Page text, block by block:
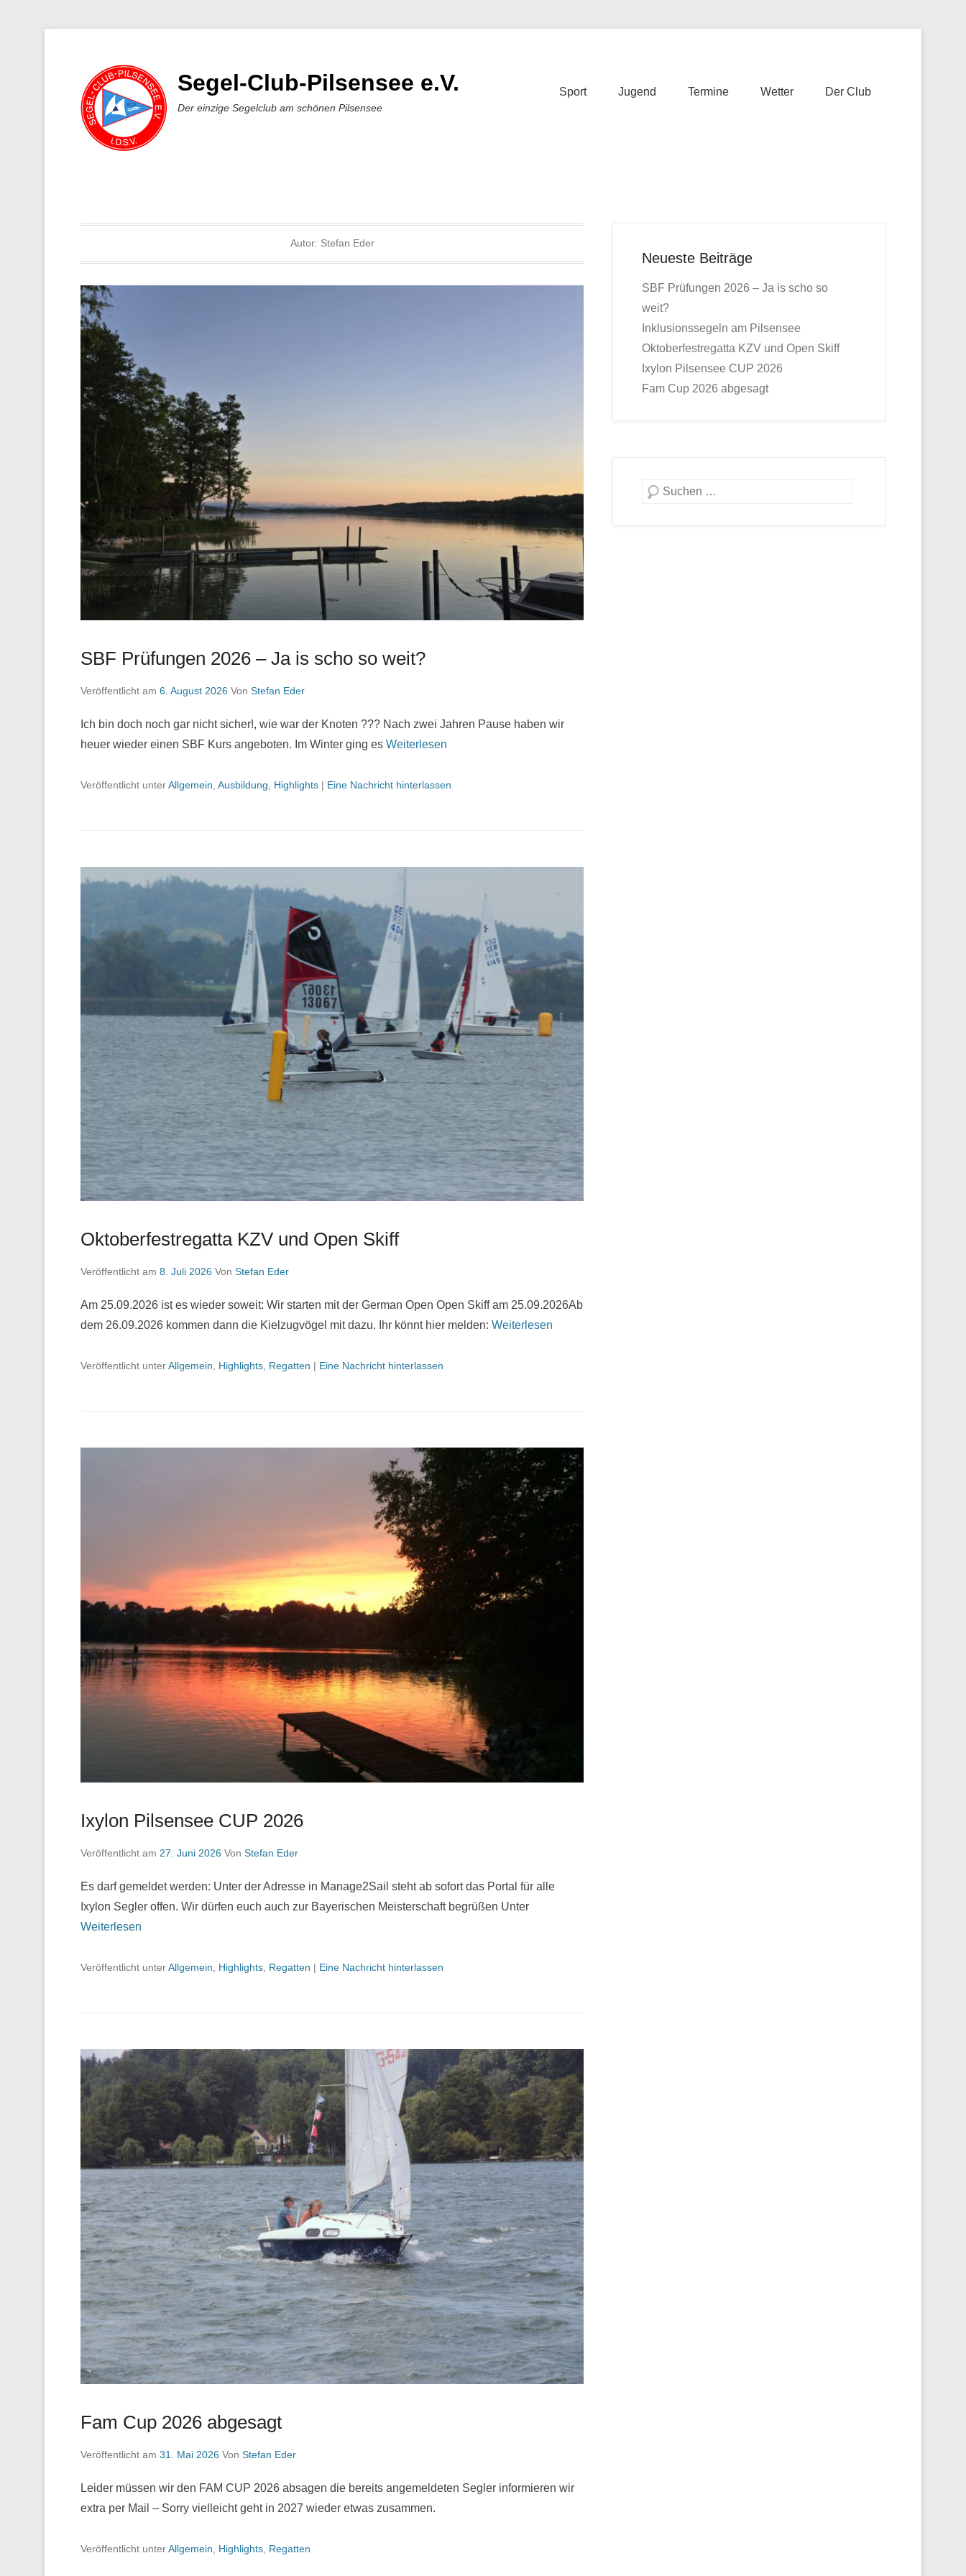
Segel-Club-Pilsensee e.V.
Der einzige Segelclub am schönen Pilsensee
Sport Jugend Termine Wetter Der Club
Autor: Stefan Eder
SBF Prüfungen 2026 – Ja is scho so weit?
Veröffentlicht am 6. August 2026 Von Stefan Eder
Ich bin doch noch gar nicht sicher!, wie war der Knoten ??? Nach zwei Jahren Pause haben wir
heuer wieder einen SBF Kurs angeboten. Im Winter ging es Weiterlesen
Veröffentlicht unterAllgemein Ausbildung Highlights | Eine Nachricht hinterlassen
Oktoberfestregatta KZV und Open Skiff
Veröffentlicht am 8. Juli 2026 Von Stefan Eder
Am 25.09.2026 ist es wieder soweit: Wir starten mit der German Open Open Skiff am 25.09.2026Ab
dem 26.09.2026 kommen dann die Kielzugvögel mit dazu. Ihr könnt hier melden: Weiterlesen
Veröffentlicht unterAllgemein, Highlights, Regatten | Eine Nachricht hinterlassen
Ixylon Pilsensee CUP 2026
Veröffentlicht am 27. Juni 2026 Von Stefan Eder
Es darf gemeldet werden: Unter der Adresse in Manage2Sail steht ab sofort das Portal für alle
Ixylon Segler offen. Wir dürfen euch auch zur Bayerischen Meisterschaft begrüßen Unter
Weiterlesen
Veröffentlicht unterAllgemein Highlights Regatten | Eine Nachricht hinterlassen
Fam Cup 2026 abgesagt
Veröffentlicht am 31. Mai 2026 Von Stefan Eder
Leider müssen wir den FAM CUP 2026 absagen die bereits angemeldeten Segler informieren wir
extra per Mail – Sorry vielleicht geht in 2027 wieder etwas zusammen.
Veröffentlicht unterAllgemein Highlights Regatten
Neueste Beiträge
SBF Prüfungen 2026 – Ja is scho so
weit?
Inklusionssegeln am Pilsensee
Oktoberfestregatta KZV und Open Skiff
Ixylon Pilsensee CUP 2026
Fam Cup 2026 abgesagt
Suche